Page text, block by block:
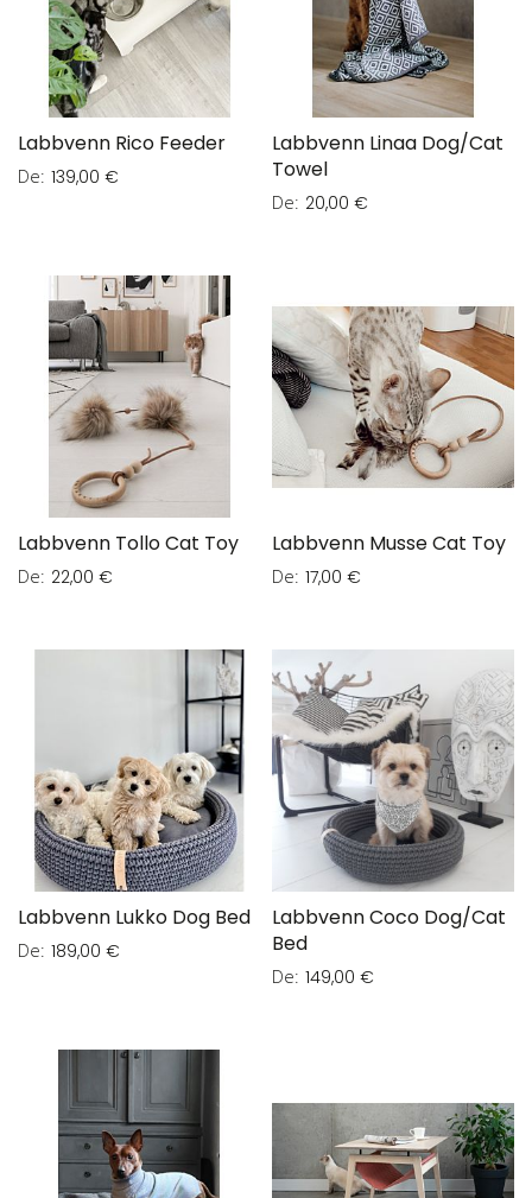
Labbvenn Rico Feeder
De 139,00 €
Labbvenn Linaa Dog/Cat
Towel
De 20,00 €
Labbvenn Tollo Cat Toy
De 22,00 €
Labbvenn Musse Cat Toy
De 17,00 €
Labbvenn Lukko Dog Bed
De 189,00 €
Labbvenn Coco Dog/Cat
Bed
De 149,00 €